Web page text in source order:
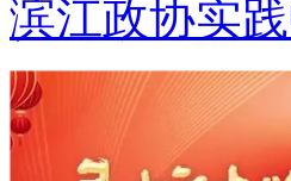
滨江政协实